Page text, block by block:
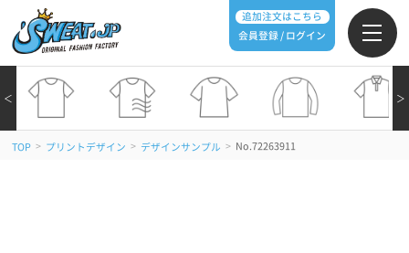
追加注文はこちら
会員登録 / ログイン
＞
＜
TOP > プリントデザイン > デザインサンプル > No.72263911